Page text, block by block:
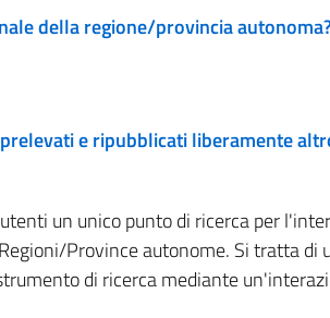
della regione/provincia
e ripubblicati liberamente
un unico punto di ricerca per
Province autonome. Si tratta di
di ricerca mediante